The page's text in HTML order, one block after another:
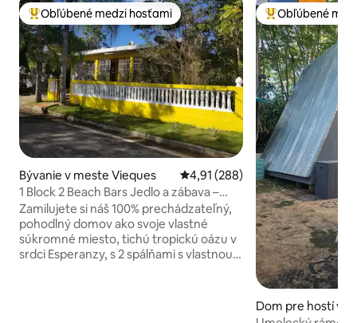
Najobľúbenejšie medzi hosťami
Obľúbené medzi hosťami
Bývanie v meste Vieques Priemerné ohodnotenie 4,91 z
4,91 (288)
1 Block 2 Beach Bars Jedlo a zábava –
najlepšie 3BR/2BA!
Zamilujete si náš 100% prechádzateľný,
pohodlný domov ako svoje vlastné
súkromné miesto, tichú tropickú oázu v
srdci Esperanzy, s 2 spálňami s vlastnou
Najobľúbenejšie
Obľúbené
Dom pre hostí v